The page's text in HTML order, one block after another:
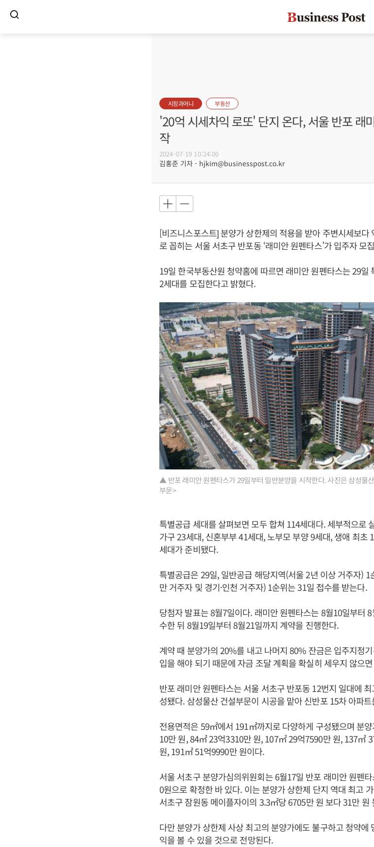
시장과머니 부동산
'20억 시세차익 로또' 단지 온다, 서울 반포 래
작
2024-07-19 10:24:00
김홍준 기자 - hjkim@businesspost.co.kr
[비즈니스포스트] 분양가 상한제의 적용을 받아 주변시세보다
로 꼽히는 서울 서초구 반포동 ‘래미안 원펜타스’가 입주자 모
19일 한국부동산원 청약홈에 따르면 래미안 원펜타스는 29일
2세대를 모집한다고 밝혔다.
▲ 반포 래미안 원펜타스가 29일부터 일반분양을 시작한다. 사진은 삼성물
부문>
특별공급 세대를 살펴보면 모두 합쳐 114세대다. 세부적으로
가구 23세대, 신혼부부 41세대, 노부모 부양 9세대, 생애 최초
세대가 준비됐다.
특별공급은 29일, 일반공급 해당지역(서울 2년 이상 거주자)
만 거주자 및 경기·인천 거주자) 1순위는 31일 접수를 받는다.
당첨자 발표는 8월7일이다. 래미안 원펜타스는 8월10일부터
수한 뒤 8월19일부터 8월21일까지 계약을 진행한다.
계약 때 분양가의 20%를 내고 나머지 80% 잔금은 입주지정
입을 해야 되기 때문에 자금 조달 계획을 확실히 세우지 않으
반포 래미안 원펜타스는 서울 서초구 반포동 12번지 일대에
성됐다. 삼성물산 건설부문이 시공을 맡아 신반포 15차 아파
전용면적은 59㎡에서 191㎡까지로 다양하게 구성됐으며 분
10만 원, 84㎡ 23억3310만 원, 107㎡ 29억7590만 원, 137㎡
원, 191㎡ 51억9990만 원이다.
서울 서초구 분양가심의위원회는 6월17일 반포 래미안 원펜
0원으로 확정한 바 있다. 이는 분양가 상한제 단지 역대 최고
서초구 잠원동 메이플자이의 3.3㎡당 6705만 원 보다 31만 원
다만 분양가 상한제 사상 최고의 분양가에도 불구하고 청약에
익을 볼 수 있을 것으로 전망된다.